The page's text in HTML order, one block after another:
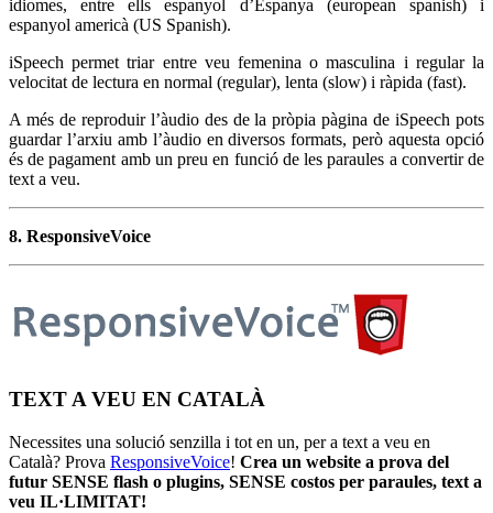
idiomes, entre ells espanyol d’Espanya (european spanish) i
espanyol americà (US Spanish).
iSpeech permet triar entre veu femenina o masculina i regular la
velocitat de lectura en normal (regular), lenta (slow) i ràpida (fast).
A més de reproduir l’àudio des de la pròpia pàgina de iSpeech pots
guardar l’arxiu amb l’àudio en diversos formats, però aquesta opció
és de pagament amb un preu en funció de les paraules a convertir de
text a veu.
8. ResponsiveVoice
TEXT A VEU EN CATALÀ
Necessites una solució senzilla i tot en un, per a text a veu en
Català? Prova ResponsiveVoice! Crea un website a prova del
futur SENSE flash o plugins, SENSE costos per paraules, text a
veu IL·LIMITAT!